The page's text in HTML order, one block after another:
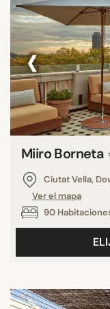
‹
Miiro Borneta
Ciutat Vella,
Ver el mapa
90